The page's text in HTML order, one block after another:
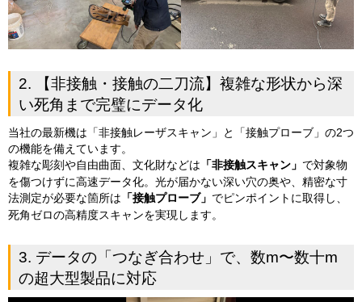
2. 【非接触・接触の二刀流】複雑な形状から深
い死角まで完璧にデータ化
当社の最新機は「非接触レーザスキャン」と「接触プローブ」の2つ
の機能を備えています。
複雑な彫刻や自由曲面、文化財などは 「非接触スキャン」 で対象物
を傷つけずに高速データ化。光が届かない深い穴の奥や、精密な寸
法測定が必要な箇所は 「接触プローブ」 でピンポイントに取得し、
死角ゼロの高精度スキャンを実現します。
3. データの「つなぎ合わせ」で、数m〜数十m
の超大型製品に対応